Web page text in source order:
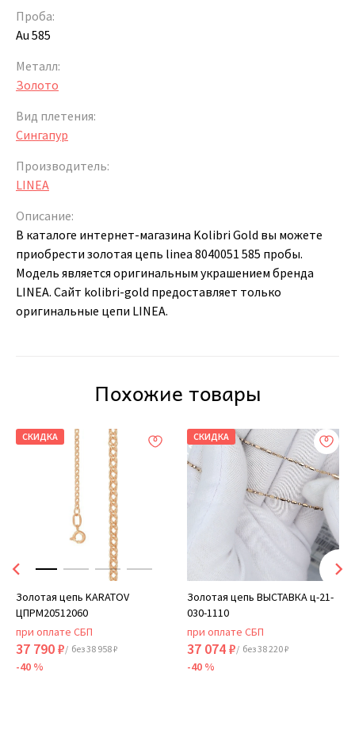
Проба:
Au 585
Металл:
Золото
Вид плетения:
Сингапур
Производитель:
LINEA
Описание:
В каталоге интернет-магазина Kolibri Gold вы можете
приобрести золотая цепь linea 8040051 585 пробы.
Модель является оригинальным украшением бренда
LINEA. Сайт kolibri-gold предоставляет только
оригинальные цепи LINEA.
Похожие товары
СКИДКА
Золотая цепь KARATOV
ЦПРМ20512060
при оплате СБП
37 790 ₽/ без 38 958 ₽
-40 %
СКИДКА
Золотая цепь ВЫСТАВКА ц-21-
030-1110
при оплате СБП
37 074 ₽/ без 38 220 ₽
-40 %